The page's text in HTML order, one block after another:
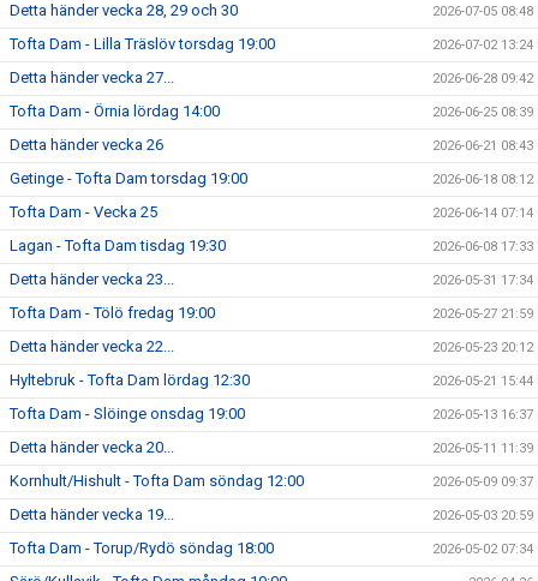
Detta händer vecka 28, 29 och 30 2026-07-05 08:48
Tofta Dam - Lilla Träslöv torsdag 19:00 2026-07-02 13:24
Detta händer vecka 27... 2026-06-28 09:42
Tofta Dam - Örnia lördag 14:00 2026-06-25 08:39
Detta händer vecka 26 2026-06-21 08:43
Getinge - Tofta Dam torsdag 19:00 2026-06-18 08:12
Tofta Dam - Vecka 25 2026-06-14 07:14
Lagan - Tofta Dam tisdag 19:30 2026-06-08 17:33
Detta händer vecka 23... 2026-05-31 17:34
Tofta Dam - Tölö fredag 19:00 2026-05-27 21:59
Detta händer vecka 22... 2026-05-23 20:12
Hyltebruk - Tofta Dam lördag 12:30 2026-05-21 15:44
Tofta Dam - Slöinge onsdag 19:00 2026-05-13 16:37
Detta händer vecka 20... 2026-05-11 11:39
Kornhult/Hishult - Tofta Dam söndag 12:00 2026-05-09 09:37
Detta händer vecka 19... 2026-05-03 20:59
Tofta Dam - Torup/Rydö söndag 18:00 2026-05-02 07:34